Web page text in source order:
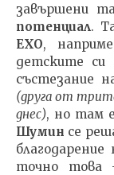
завършени
потенциал.
EXO,
детските си
състезание
(друга от
днес), но там
Шумин се
точно това